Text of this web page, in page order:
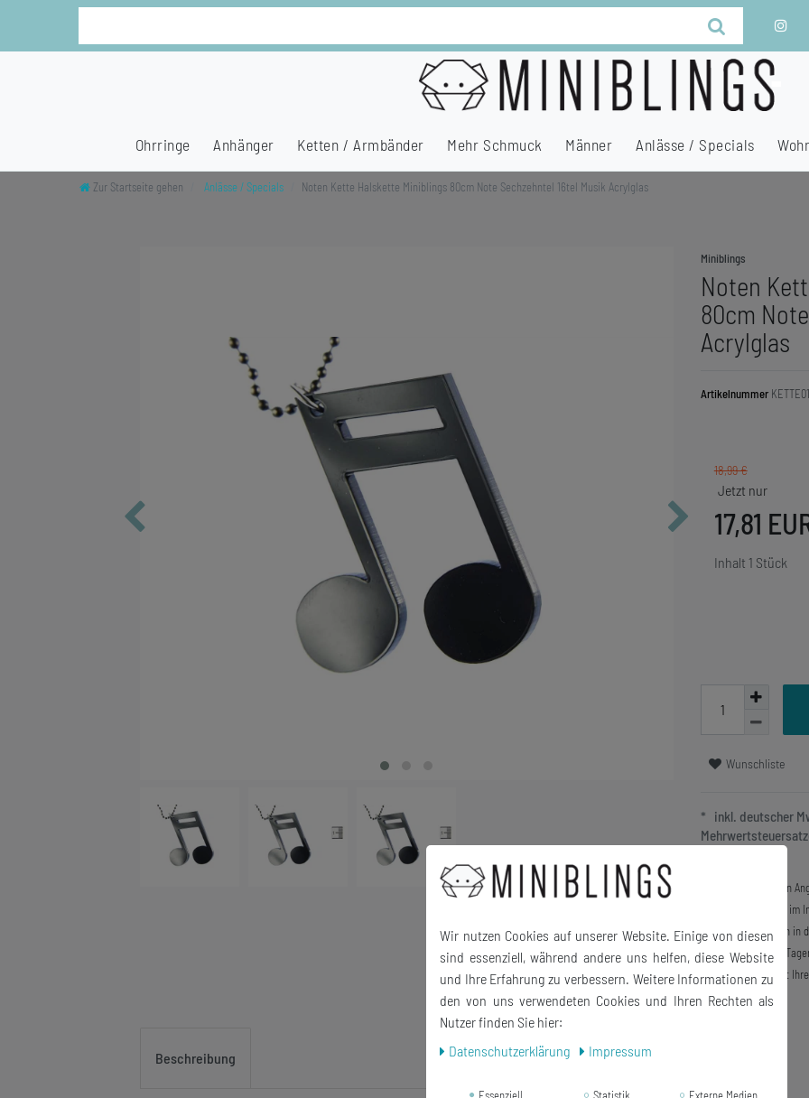
Ohrringe Anhänger Ketten / Armbänder Mehr Schmuck Männer Anlässe / Specials
Zur Startseite gehen Anlässe / Specials Noten Kette Halskette Miniblings 80cm Note Sechzehntel 16tel Musik Acrylglas
Miniblings
Noten
80cm
Acrylglas
Artikelnummer
18,99 €
17,81
Inhalt 1 Stück
Wunschliste
* inkl. deutscher
Soweit im jeweiligen
Lieferung der Ware im
Auslandslieferungen in
innerhalb von 4-28
nach dem Zeitpunkt
Beschreibung
Wir nutzen Cookies auf unserer Website. Einige von diesen
sind essenziell, während andere uns helfen, diese Website
und Ihre Erfahrung zu verbessern. Weitere Informationen zu
den von uns verwendeten Cookies und Ihren Rechten als
Nutzer finden Sie hier:
Daten­schutz­erklärung
Impressum
Essenziell Statistik
Externe Medien